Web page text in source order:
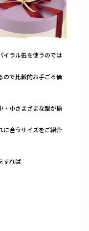
イラル缶を使うのでは
ので比較的お手ごろ価
・小さまざまな型が揃
に合うサイズをご紹介
すれば